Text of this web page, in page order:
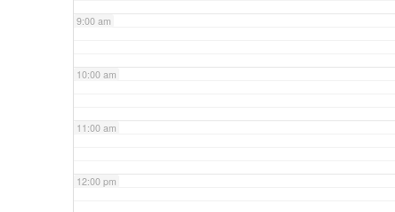
9:00 am
10:00 am
11:00 am
12:00 pm